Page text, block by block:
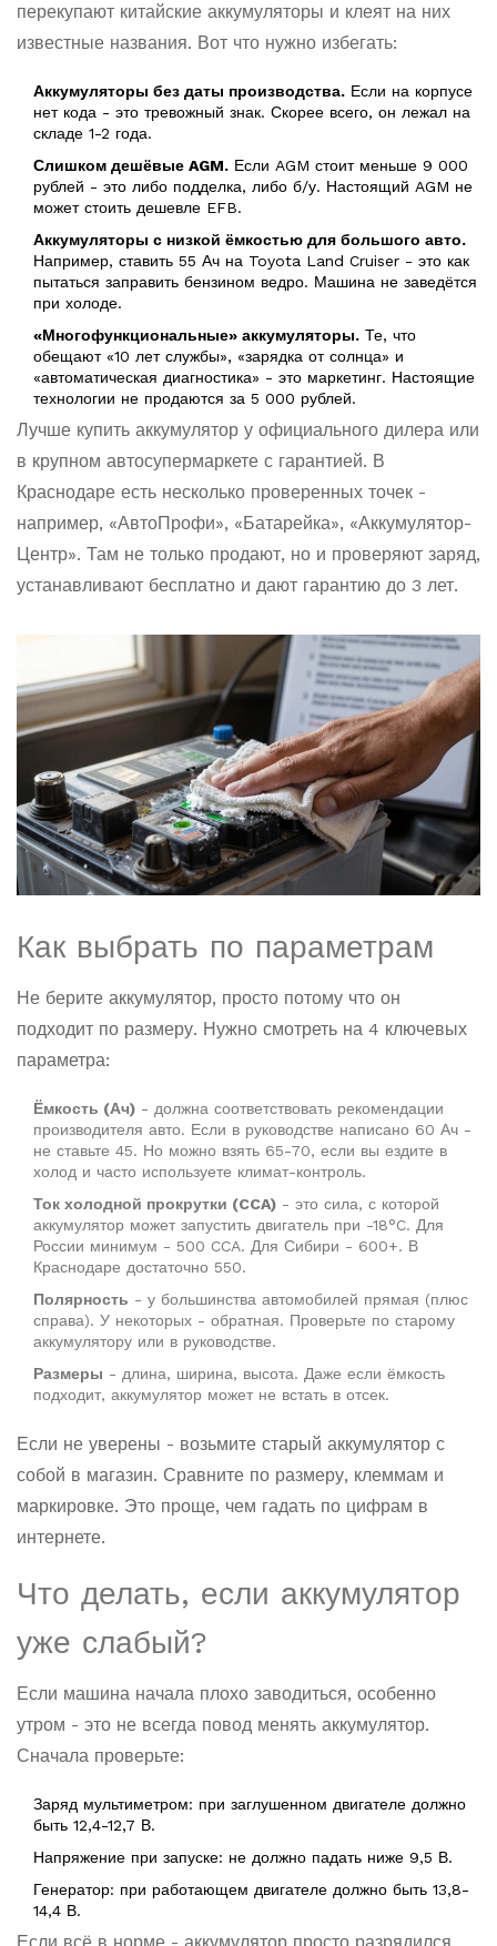
перекупают китайские аккумуляторы и клеят на них
известные названия. Вот что нужно избегать:
Аккумуляторы без даты производства. Если на корпусе
нет кода - это тревожный знак. Скорее всего, он лежал на
складе 1-2 года.
Слишком дешёвые AGM. Если AGM стоит меньше 9 000
рублей - это либо подделка, либо б/у. Настоящий AGM не
может стоить дешевле EFB.
Аккумуляторы с низкой ёмкостью для большого авто.
Например, ставить 55 Ач на Toyota Land Cruiser - это как
пытаться заправить бензином ведро. Машина не заведётся
при холоде.
«Многофункциональные» аккумуляторы. Те, что
обещают «10 лет службы», «зарядка от солнца» и
«автоматическая диагностика» - это маркетинг. Настоящие
технологии не продаются за 5 000 рублей.
Лучше купить аккумулятор у официального дилера или
в крупном автосупермаркете с гарантией. В
Краснодаре есть несколько проверенных точек -
например, «АвтоПрофи», «Батарейка», «Аккумулятор-
Центр». Там не только продают, но и проверяют заряд,
устанавливают бесплатно и дают гарантию до 3 лет.
Как выбрать по параметрам
Не берите аккумулятор, просто потому что он
подходит по размеру. Нужно смотреть на 4 ключевых
параметра:
Ёмкость (Ач) - должна соответствовать рекомендации
производителя авто. Если в руководстве написано 60 Ач -
не ставьте 45. Но можно взять 65-70, если вы ездите в
холод и часто используете климат-контроль.
Ток холодной прокрутки (CCA) - это сила, с которой
аккумулятор может запустить двигатель при -18°C. Для
России минимум - 500 CCA. Для Сибири - 600+. В
Краснодаре достаточно 550.
Полярность - у большинства автомобилей прямая (плюс
справа). У некоторых - обратная. Проверьте по старому
аккумулятору или в руководстве.
Размеры - длина, ширина, высота. Даже если ёмкость
подходит, аккумулятор может не встать в отсек.
Если не уверены - возьмите старый аккумулятор с
собой в магазин. Сравните по размеру, клеммам и
маркировке. Это проще, чем гадать по цифрам в
интернете.
Что делать, если аккумулятор
уже слабый?
Если машина начала плохо заводиться, особенно
утром - это не всегда повод менять аккумулятор.
Сначала проверьте:
Заряд мультиметром: при заглушенном двигателе должно
быть 12,4-12,7 В.
Напряжение при запуске: не должно падать ниже 9,5 В.
Генератор: при работающем двигателе должно быть 13,8-
14,4 В.